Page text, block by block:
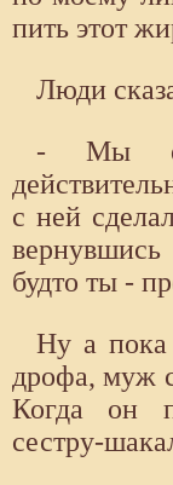
пить этот
Люди
- Мы
с ней
будто ты -
Ну а пока
дрофа, муж
Когда он
сестру-